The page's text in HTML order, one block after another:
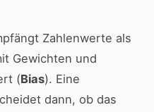
Zahlenwerte als
Gewichten und
(Bias). Eine
dann, ob das